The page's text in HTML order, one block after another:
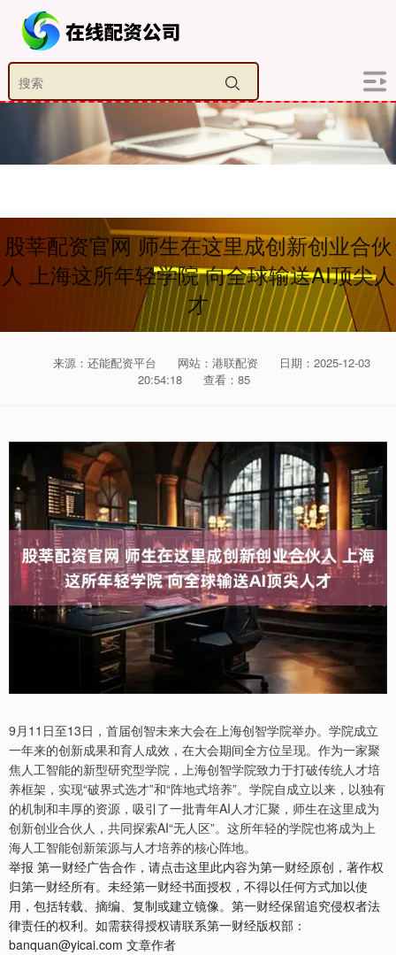
股莘配资官网 师生在这里成创新创业合伙
人 上海这所年轻学院 向全球输送AI顶尖人
才
来源：还能配资平台 网站：港联配资
日期：2025-12-03
20:54:18
查看：85
9月11日至13日，首届创智未来大会在上海创智学院举办。学院成立
一年来的创新成果和育人成效，在大会期间全方位呈现。作为一家聚
焦人工智能的新型研究型学院，上海创智学院致力于打破传统人才培
养框架，实现“破界式选才”和“阵地式培养”。学院自成立以来，以独有
的机制和丰厚的资源，吸引了一批青年AI人才汇聚，师生在这里成为
创新创业合伙人，共同探索AI“无人区”。这所年轻的学院也将成为上
海人工智能创新策源与人才培养的核心阵地。
举报 第一财经广告合作，请点击这里此内容为第一财经原创，著作权
归第一财经所有。未经第一财经书面授权，不得以任何方式加以使
用，包括转载、摘编、复制或建立镜像。第一财经保留追究侵权者法
律责任的权利。如需获得授权请联系第一财经版权部：
banquan@yicai.com 文章作者